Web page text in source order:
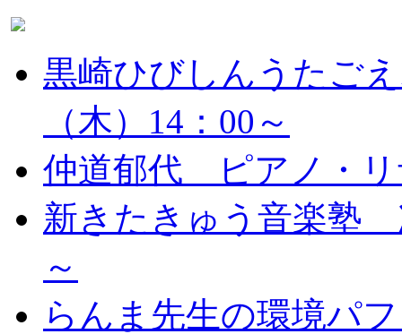
黒崎ひびしんうたご
（木）14：00～
仲道郁代 ピアノ・リ
新きたきゅう音楽塾
～
らんま先生の環境パ